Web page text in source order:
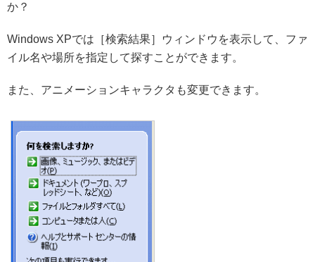
か？
Windows XPでは［検索結果］ウィンドウを表示して、ファ
イル名や場所を指定して探すことができます。
また、アニメーションキャラクタも変更できます。